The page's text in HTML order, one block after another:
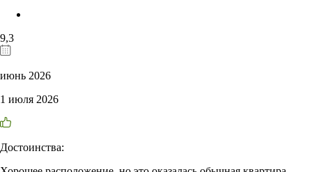
9,3
июнь 2026
1 июля 2026
Достоинства: